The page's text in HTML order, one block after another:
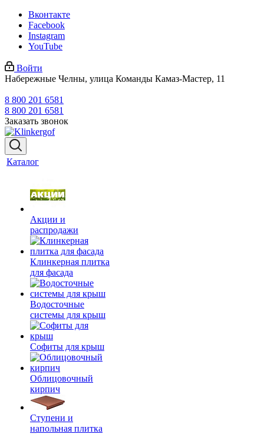
Вконтакте
Facebook
Instagram
YouTube
Войти
Набережные Челны, улица Команды Камаз-Мастер, 11
8 800 201 6581
8 800 201 6581
Заказать звонок
Каталог
Акции и
распродажи
Клинкерная плитка
для фасада
Водосточные
системы для крыш
Софиты для крыш
Облицовочный
кирпич
Ступени и
напольная плитка